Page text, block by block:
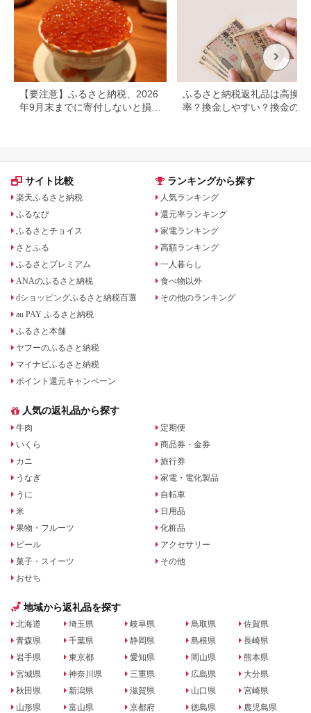
【要注意】ふるさと納税、2026
年9月末までに寄付しないと損す
ふるさと納税返礼品は高換金
率？換金しやすい？換金の可
サイト比較
楽天ふるさと納税
ふるなび
ふるさとチョイス
さとふる
ふるさとプレミアム
ANAのふるさと納税
dショッピングふるさと納税百選
au PAY ふるさと納税
ふるさと本舗
ヤフーのふるさと納税
マイナビふるさと納税
ポイント還元キャンペーン
ランキングから探す
人気ランキング
還元率ランキング
家電ランキング
高額ランキング
一人暮らし
食べ物以外
その他のランキング
人気の返礼品から探す
牛肉
いくら
カニ
うなぎ
うに
米
果物・フルーツ
ビール
菓子・スイーツ
おせち
定期便
商品券・金券
旅行券
家電・電化製品
自転車
日用品
化粧品
アクセサリー
その他
地域から返礼品を探す
北海道
青森県
岩手県
宮城県
秋田県
山形県
埼玉県
千葉県
東京都
神奈川県
新潟県
富山県
岐阜県
静岡県
愛知県
三重県
滋賀県
京都府
鳥取県
島根県
岡山県
広島県
山口県
徳島県
佐賀県
長崎県
熊本県
大分県
宮崎県
鹿児島県